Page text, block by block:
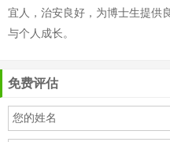
宜人，治安良好，为博士生提供
与个人成长。
免费评估